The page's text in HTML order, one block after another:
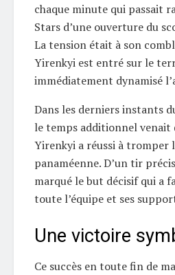
chaque minute qui passait
Stars d’une ouverture du
La tension était à son
Yirenkyi est entré sur le
immédiatement dynamisé
Dans les derniers instants
le temps additionnel venait
Yirenkyi a réussi à tromper
panaméenne. D’un tir
marqué le but décisif qui a
toute l’équipe et ses
Une victoire
Ce succès en toute fin de